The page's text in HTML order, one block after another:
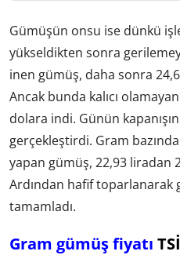
Gümüşün onsu ise dünkü
yükseldikten sonra
inen gümüş, daha sonra
Ancak bunda kalıcı
dolara indi. Günün
gerçekleştirdi. Gram
yapan gümüş, 22,93 liradan
Ardından hafif toparlanarak
tamamladı.
Gram gümüş fiyatı